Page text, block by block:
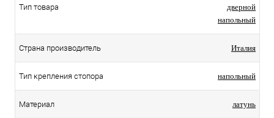
Тип товара
дверной
напольный
Страна производитель Италия
Тип крепления стопора напольный
Материал латунь